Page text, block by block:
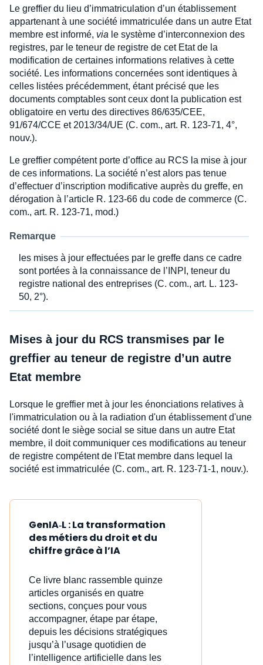
Le greffier du lieu d’immatriculation d’un établissement
appartenant à une société immatriculée dans un autre Etat
membre est informé, via le système d’interconnexion des
registres, par le teneur de registre de cet Etat de la
modification de certaines informations relatives à cette
société. Les informations concernées sont identiques à
celles listées précédemment, étant précisé que les
documents comptables sont ceux dont la publication est
obligatoire en vertu des directives 86/635/CEE,
91/674/CCE et 2013/34/UE (C. com., art. R. 123-71, 4°,
nouv.).
Le greffier compétent porte d’office au RCS la mise à jour
de ces informations. La société n’est alors pas tenue
d’effectuer d’inscription modificative auprès du greffe, en
dérogation à l’article R. 123-66 du code de commerce (C.
com., art. R. 123-71, mod.)
Remarque
les mises à jour effectuées par le greffe dans ce cadre
sont portées à la connaissance de l’INPI, teneur du
registre national des entreprises (C. com., art. L. 123-
50, 2°).
Mises à jour du RCS transmises par le
greffier au teneur de registre d’un autre
Etat membre
Lorsque le greffier met à jour les énonciations relatives à
l'immatriculation ou à la radiation d'un établissement d'une
société dont le siège social se situe dans un autre Etat
membre, il doit communiquer ces modifications au teneur
de registre compétent de l'Etat membre dans lequel la
société est immatriculée (C. com., art. R. 123-71-1, nouv.).
GenIA‑L : La transformation
des métiers du droit et du
chiffre grâce à l’IA
Ce livre blanc rassemble quinze
articles organisés en quatre
sections, conçues pour vous
accompagner, étape par étape,
depuis les décisions stratégiques
jusqu’à l’usage quotidien de
l’intelligence artificielle dans les